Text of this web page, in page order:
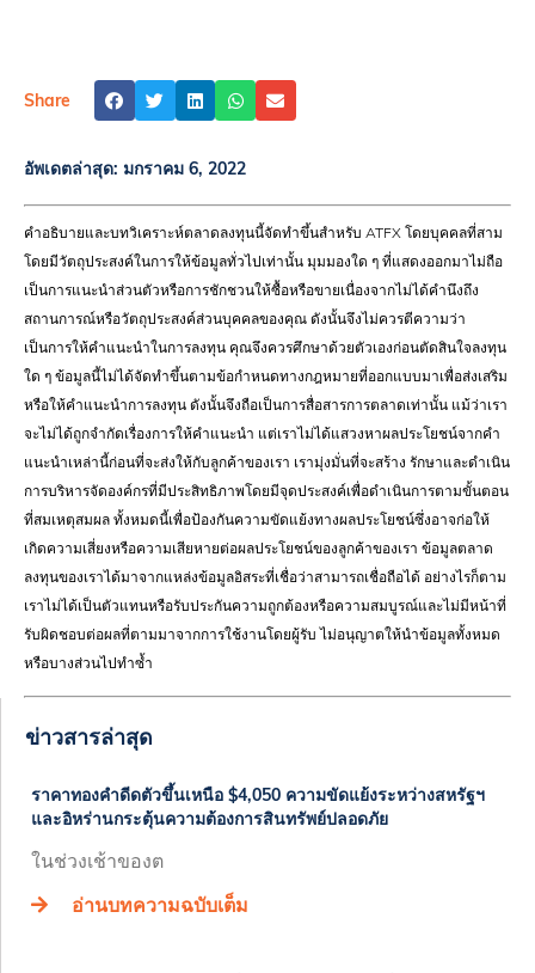
Share
อัพเดตล่าสุด: มกราคม 6, 2022
คำอธิบายและบทวิเคราะห์ตลาดลงทุนนี้จัดทำขึ้นสำหรับ ATFX โดยบุคคลที่สาม
โดยมีวัตถุประสงค์ในการให้ข้อมูลทั่วไปเท่านั้น มุมมองใด ๆ ที่แสดงออกมาไม่ถือ
เป็นการแนะนำส่วนตัวหรือการชักชวนให้ซื้อหรือขายเนื่องจากไม่ได้คำนึงถึง
สถานการณ์หรือวัตถุประสงค์ส่วนบุคคลของคุณ ดังนั้นจึงไม่ควรตีความว่า
เป็นการให้คำแนะนำในการลงทุน คุณจึงควรศึกษาด้วยตัวเองก่อนตัดสินใจลงทุน
ใด ๆ ข้อมูลนี้ไม่ได้จัดทำขึ้นตามข้อกำหนดทางกฎหมายที่ออกแบบมาเพื่อส่งเสริม
หรือให้คำแนะนำการลงทุน ดังนั้นจึงถือเป็นการสื่อสารการตลาดเท่านั้น แม้ว่าเรา
จะไม่ได้ถูกจำกัดเรื่องการให้คำแนะนำ แต่เราไม่ได้แสวงหาผลประโยชน์จากคำ
แนะนำเหล่านี้ก่อนที่จะส่งให้กับลูกค้าของเรา เรามุ่งมั่นที่จะสร้าง รักษาและดำเนิน
การบริหารจัดองค์กรที่มีประสิทธิภาพโดยมีจุดประสงค์เพื่อดำเนินการตามขั้นตอน
ที่สมเหตุสมผล ทั้งหมดนี้เพื่อป้องกันความขัดแย้งทางผลประโยชน์ซึ่งอาจก่อให้
เกิดความเสี่ยงหรือความเสียหายต่อผลประโยชน์ของลูกค้าของเรา ข้อมูลตลาด
ลงทุนของเราได้มาจากแหล่งข้อมูลอิสระที่เชื่อว่าสามารถเชื่อถือได้ อย่างไรก็ตาม
เราไม่ได้เป็นตัวแทนหรือรับประกันความถูกต้องหรือความสมบูรณ์และไม่มีหน้าที่
รับผิดชอบต่อผลที่ตามมาจากการใช้งานโดยผู้รับ ไม่อนุญาตให้นำข้อมูลทั้งหมด
หรือบางส่วนไปทำซ้ำ
ข่าวสารล่าสุด
ราคาทองคำดีดตัวขึ้นเหนือ $4,050 ความขัดแย้งระหว่างสหรัฐฯ
และอิหร่านกระตุ้นความต้องการสินทรัพย์ปลอดภัย
ในช่วงเช้าของต
อ่านบทความฉบับเต็ม